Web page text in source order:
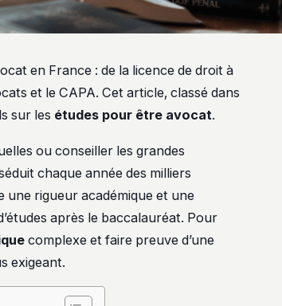
en France : de la licence de droit à
et le CAPA. Cet article, classé dans
sur les études pour être avocat.
ou conseiller les grandes
chaque année des milliers
une rigueur académique et une
après le baccalauréat. Pour
complexe et faire preuve d’une
exigeant.